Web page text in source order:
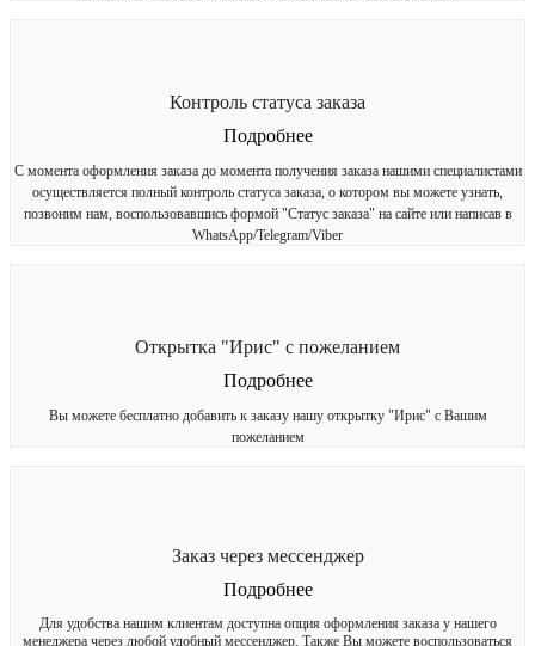
Контроль статуса заказа
Подробнее
С момента оформления заказа до момента получения заказа нашими специалистами
осуществляется полный контроль статуса заказа, о котором вы можете узнать,
позвоним нам, воспользовавшись формой "Статус заказа" на сайте или написав в
WhatsApp/Telegram/Viber
Открытка "Ирис" с пожеланием
Подробнее
Вы можете бесплатно добавить к заказу нашу открытку "Ирис" с Вашим
пожеланием
Заказ через мессенджер
Подробнее
Для удобства нашим клиентам доступна опция оформления заказа у нашего
менеджера через любой удобный мессенджер. Также Вы можете воспользоваться